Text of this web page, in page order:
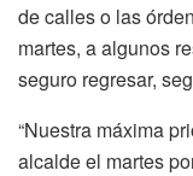
de calles o las
martes, a algunos
seguro regresar,
“Nuestra máxima
alcalde el martes